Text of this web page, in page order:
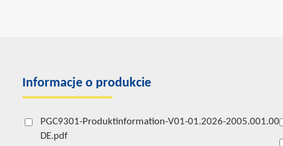
Informacje o produkcie
PGC9301-Produktinformation-V01-01.2026-2005.001.00-
DE.pdf